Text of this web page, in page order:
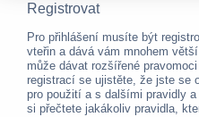
Registrovat
Pro přihlášení musíte být
vteřin a dává vám mnohem
může dávat rozšířené
registrací se ujistěte, že jste se
pro použití a s dalšími pravidly
si přečtete jakákoliv pravidla,